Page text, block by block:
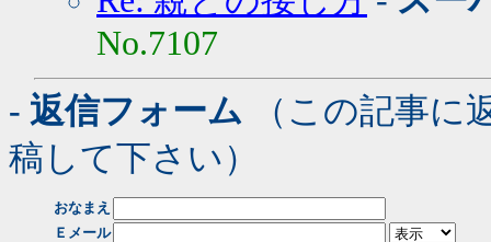
No.7107
- 返信フォーム （この記事に
稿して下さい）
おなまえ
Ｅメール